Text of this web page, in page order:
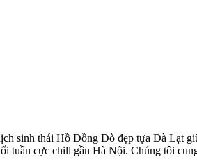
sinh thái Hồ Đồng Đò đẹp tựa Đà Lạt
cực chill gần Hà Nội. Chúng tôi